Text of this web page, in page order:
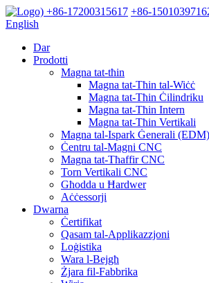
+86-17200315617 +86-
English
Dar
Prodotti
Magna tat-tħin
Magna tat-Tħin tal-Wiċċ
Magna tat-Tħin Ċilindriku
Magna tat-Tħin Intern
Magna tat-Tħin Vertikali
Magna tal-Ispark Ġenerali (EDM)
Ċentru tal-Magni CNC
Magna tat-Tħaffir CNC
Torn Vertikali CNC
Għodda u Ħardwer
Aċċessorji
Dwarna
Ċertifikat
Qasam tal-Applikazzjoni
Loġistika
Wara l-Bejgħ
Żjara fil-Fabbrika